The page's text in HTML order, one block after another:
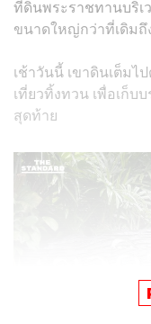
ที่ดินพระราชทานบริ
ขนาดใหญ่กว่าที่เดิมถึ
เช้าวันนี้ เขาดินเต็ม
เที่ยวทิ้งทวน เพื่อเก็บ
สุดท้าย